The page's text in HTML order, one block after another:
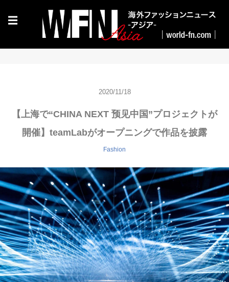
☰
2020/11/18
【上海で“CHINA NEXT 预见中国”プロジェクトが
開催】teamLabがオープニングで作品を披露
Fashion